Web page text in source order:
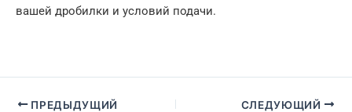
вашей дробилки и условий подачи.
ПРЕДЫДУЩИЙ СЛЕДУЮЩИЙ